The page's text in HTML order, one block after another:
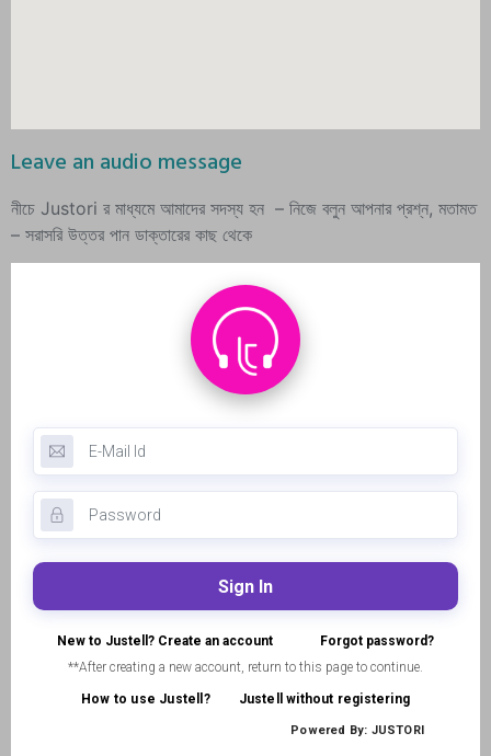
Leave an audio message
নীচে Justori র মাধ্যমে আমাদের সদস্য হন – নিজে বলুন আপনার প্রশ্ন, মতামত
– সরাসরি উত্তর পান ডাক্তারের কাছ থেকে